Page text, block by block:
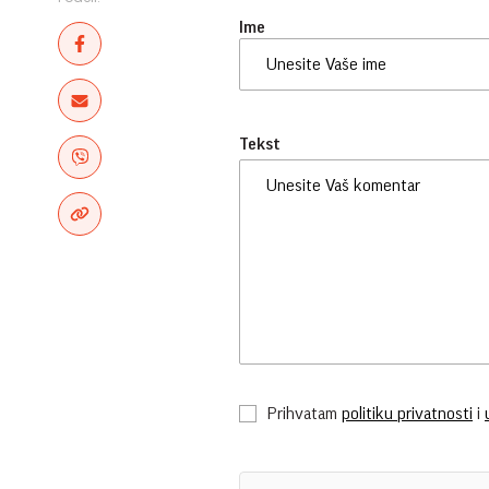
Ime
Tekst
Prihvatam politiku privatnosti i